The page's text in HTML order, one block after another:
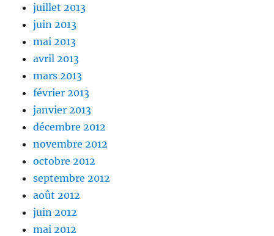
juillet 2013
juin 2013
mai 2013
avril 2013
mars 2013
février 2013
janvier 2013
décembre 2012
novembre 2012
octobre 2012
septembre 2012
août 2012
juin 2012
mai 2012